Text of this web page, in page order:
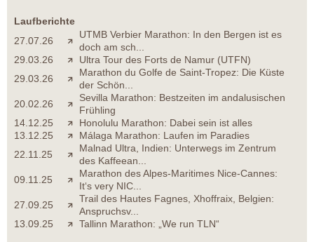
Laufberichte
27.07.26
UTMB Verbier Marathon: In den Bergen ist es
doch am sch...
29.03.26
Ultra Tour des Forts de Namur (UTFN)
29.03.26
Marathon du Golfe de Saint-Tropez: Die Küste
der Schön...
20.02.26
Sevilla Marathon: Bestzeiten im andalusischen
Frühling
14.12.25
Honolulu Marathon: Dabei sein ist alles
13.12.25
Málaga Marathon: Laufen im Paradies
22.11.25
Malnad Ultra, Indien: Unterwegs im Zentrum
des Kaffeean...
09.11.25
Marathon des Alpes-Maritimes Nice-Cannes:
It‘s very NIC...
27.09.25
Trail des Hautes Fagnes, Xhoffraix, Belgien:
Anspruchsv...
13.09.25
Tallinn Marathon: „We run TLN“